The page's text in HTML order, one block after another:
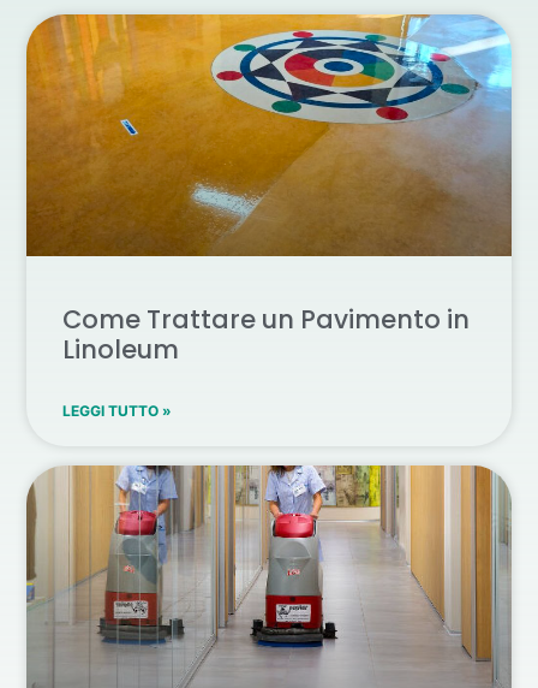
Come Trattare un Pavimento in
Linoleum
LEGGI TUTTO »